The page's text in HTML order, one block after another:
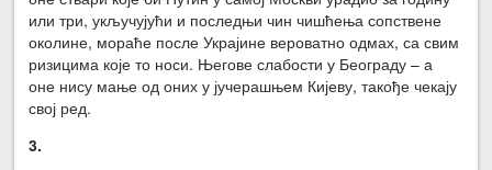
или три, укључујући и последњи чин чишћења сопствене
околине, мораће после Украјине вероватно одмах, са свим
ризицима које то носи. Његове слабости у Београду – а
оне нису мање од оних у јучерашњем Кијеву, такође чекају
свој ред.
3.